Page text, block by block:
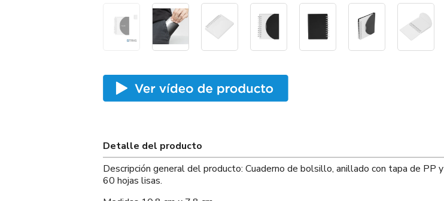
Detalle del producto
Descripción general del producto: Cuaderno de bolsillo, anillado con tapa de PP y
60 hojas lisas.